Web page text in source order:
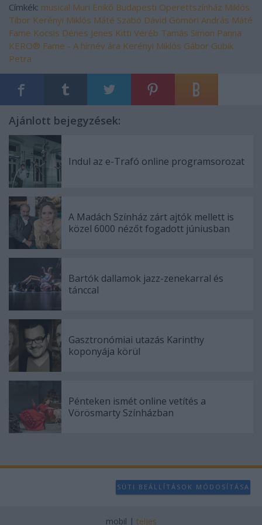
Címkék: musical Muri Enikő Budapesti Operettszínház Miklós
Tibor Kerényi Miklós Máté Szabó Dávid Gömöri András Máté
Fame Kocsis Dénes Jenes Kitti Veréb Tamás Simon Panna
KERO® Fame - A hírnév ára Kerényi Miklós Gábor Gubik
Petra
Ajánlott bejegyzések:
Indul az e-Trafó online programsorozat
A Madách Színház zárt ajtók mellett is
közel 6000 nézőt fogadott júniusban
Bartók dallamok jazz-zenekarral és
tánccal
Gasztronómiai utazás Karinthy
koponyája körül
Pénteken ismét online vetítés a
Vörösmarty Színházban
SÜTI BEÁLLÍTÁSOK MÓDOSÍTÁSA
mobil | teljes